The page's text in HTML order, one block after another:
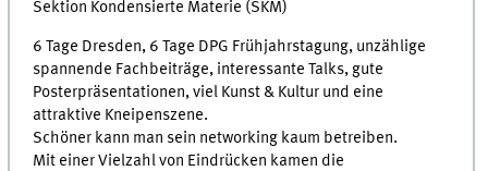
Sektion Kondensierte Materie (SKM)
6 Tage Dresden, 6 Tage DPG Frühjahrstagung, unzählige
spannende Fachbeiträge, interessante Talks, gute
Posterpräsentationen, viel Kunst & Kultur und eine
attraktive Kneipenszene.
Schöner kann man sein networking kaum betreiben.
Mit einer Vielzahl von Eindrücken kamen die